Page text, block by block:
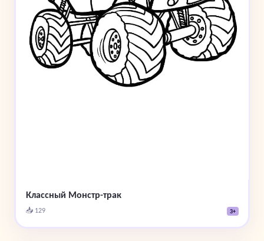
Классный Монстр-трак
📥 129 3+